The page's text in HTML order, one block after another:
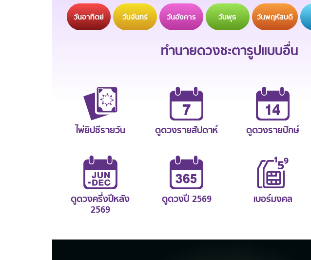
วันอาทิตย์ วันจันทร์ วันอังคาร วันพุธ วันพฤหัสบดี
ทำนายดวงชะตารูปแบบอื่น
ไพ่ยิปซีรายวัน ดูดวงรายสัปดาห์ ดูดวงรายปักษ์
ดูดวงครึ่งปีหลัง
2569
ดูดวงปี 2569 เบอร์มงคล